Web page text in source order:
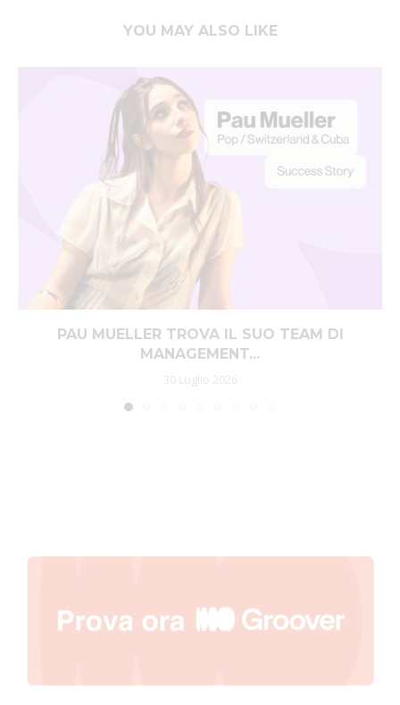
YOU MAY ALSO LIKE
PAU MUELLER TROVA IL SUO TEAM DI
MANAGEMENT...
30 Luglio 2026